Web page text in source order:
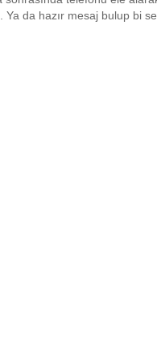
Ya da hazır mesaj bulup bi
ister. Sizler için bayram
Umarım beğenirsiniz.